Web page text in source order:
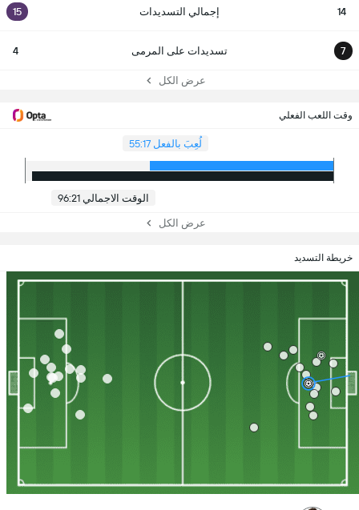
14 إجمالي التسديدات 15
7 تسديدات على المرمى 4
عرض الكل
وقت اللعب الفعلي
لُعِبَ بالفعل 55:17
الوقت الاجمالي 96:21
عرض الكل
خريطة التسديد